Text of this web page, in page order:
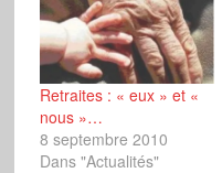
Retraites : « eux » et «
nous »…
8 septembre 2010
Dans "Actualités"